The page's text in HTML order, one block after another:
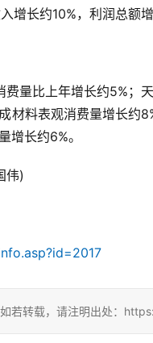
增长约10%，利润总额
量比上年增长约5%；
材料表观消费量增长约
增长约6%。
伟)
若转载，请注明出处：